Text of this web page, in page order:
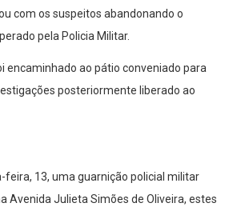
com os suspeitos abandonando o
pela Policia Militar.
encaminhado ao pátio conveniado para
posteriormente liberado ao
feira, 13, uma guarnição policial militar
Avenida Julieta Simões de Oliveira, estes